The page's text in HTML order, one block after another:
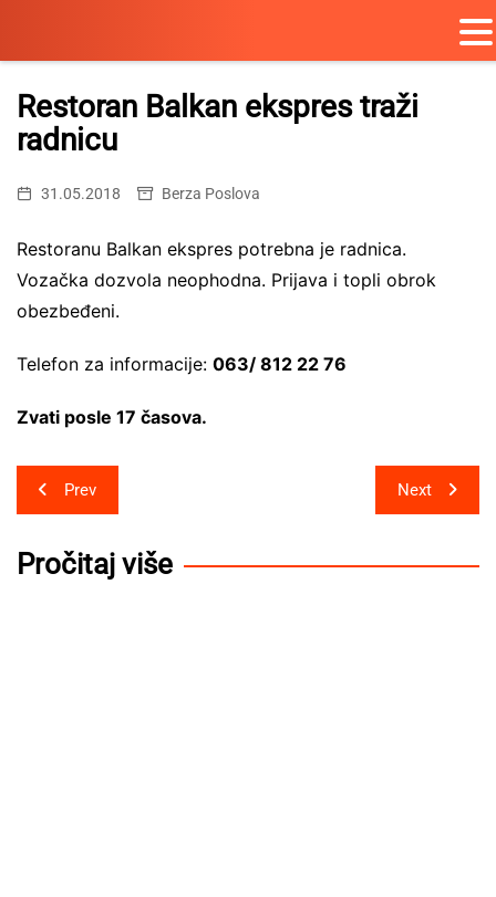
Skip
content
Restoran Balkan ekspres traži
radnicu
31.05.2018 Berza Poslova
Restoranu Balkan ekspres potrebna je radnica.
Vozačka dozvola neophodna. Prijava i topli obrok
obezbeđeni.
Telefon za informacije: 063/ 812 22 76
Zvati posle 17 časova.
Post
navigation
Prev Next
Pročitaj više